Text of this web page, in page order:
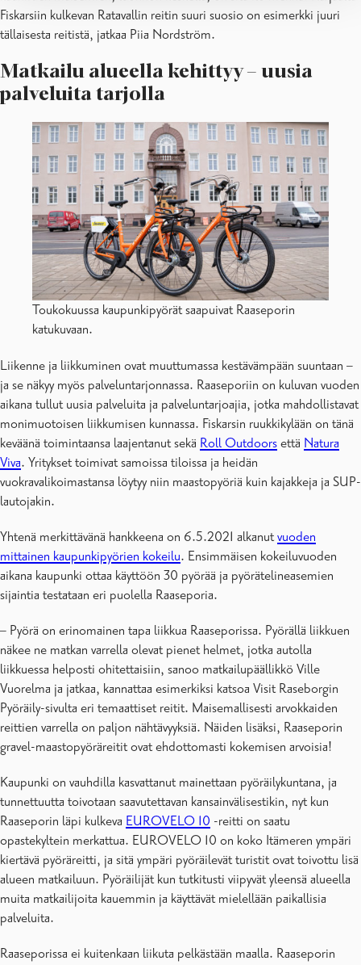
Fiskarsiin kulkevan Ratavallin reitin suuri suosio on esimerkki juuri
tällaisesta reitistä, jatkaa Piia Nordström.
Matkailu alueella kehittyy – uusia
palveluita tarjolla
Toukokuussa kaupunkipyörät saapuivat Raaseporin
katukuvaan.
Liikenne ja liikkuminen ovat muuttumassa kestävämpään suuntaan –
ja se näkyy myös palveluntarjonnassa. Raaseporiin on kuluvan vuoden
aikana tullut uusia palveluita ja palveluntarjoajia, jotka mahdollistavat
monimuotoisen liikkumisen kunnassa. Fiskarsin ruukkikylään on tänä
keväänä toimintaansa laajentanut sekä Roll Outdoors että Natura
Viva. Yritykset toimivat samoissa tiloissa ja heidän
vuokravalikoimastansa löytyy niin maastopyöriä kuin kajakkeja ja SUP-
lautojakin.
Yhtenä merkittävänä hankkeena on 6.5.2021 alkanut vuoden
mittainen kaupunkipyörien kokeilu. Ensimmäisen kokeiluvuoden
aikana kaupunki ottaa käyttöön 30 pyörää ja pyörätelineasemien
sijaintia testataan eri puolella Raaseporia.
– Pyörä on erinomainen tapa liikkua Raaseporissa. Pyörällä liikkuen
näkee ne matkan varrella olevat pienet helmet, jotka autolla
liikkuessa helposti ohitettaisiin, sanoo matkailupäällikkö Ville
Vuorelma ja jatkaa, kannattaa esimerkiksi katsoa Visit Raseborgin
Pyöräily-sivulta eri temaattiset reitit. Maisemallisesti arvokkaiden
reittien varrella on paljon nähtävyyksiä. Näiden lisäksi, Raaseporin
gravel-maastopyöräreitit ovat ehdottomasti kokemisen arvoisia!
Kaupunki on vauhdilla kasvattanut mainettaan pyöräilykuntana, ja
tunnettuutta toivotaan saavutettavan kansainvälisestikin, nyt kun
Raaseporin läpi kulkeva EUROVELO 10 -reitti on saatu
opastekyltein merkattua. EUROVELO 10 on koko Itämeren ympäri
kiertävä pyöräreitti, ja sitä ympäri pyöräilevät turistit ovat toivottu lisä
alueen matkailuun. Pyöräilijät kun tutkitusti viipyvät yleensä alueella
muita matkailijoita kauemmin ja käyttävät mielellään paikallisia
palveluita.
Raaseporissa ei kuitenkaan liikuta pelkästään maalla. Raaseporin